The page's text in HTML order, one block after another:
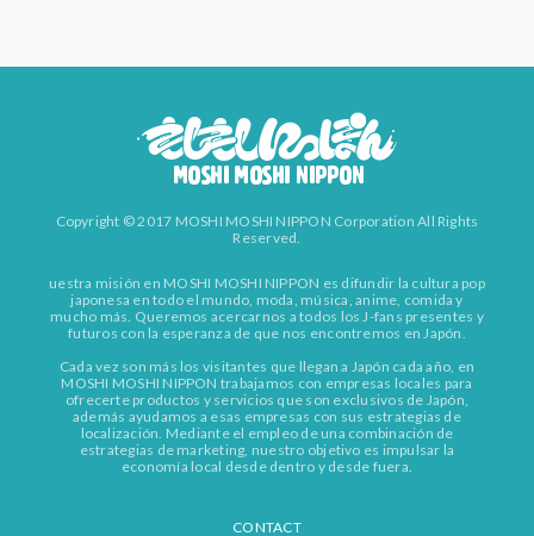
Copyright © 2017 MOSHI MOSHI NIPPON Corporation All Rights
Reserved.
uestra misión en MOSHI MOSHI NIPPON es difundir la cultura pop
japonesa en todo el mundo, moda, música, anime, comida y
mucho más. Queremos acercarnos a todos los J-fans presentes y
futuros con la esperanza de que nos encontremos en Japón.
Cada vez son más los visitantes que llegan a Japón cada año, en
MOSHI MOSHI NIPPON trabajamos con empresas locales para
ofrecerte productos y servicios que son exclusivos de Japón,
además ayudamos a esas empresas con sus estrategias de
localización. Mediante el empleo de una combinación de
estrategias de marketing, nuestro objetivo es impulsar la
economía local desde dentro y desde fuera.
CONTACT